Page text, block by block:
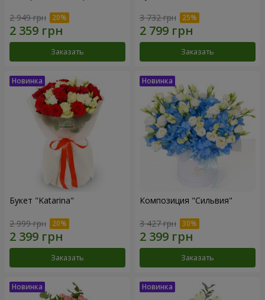
2 949 грн
Заказать
3 732 грн
Заказать
Букет "Katarina"
2 999 грн
Заказать
Композиция "Сильвия"
3 427 грн
Заказать